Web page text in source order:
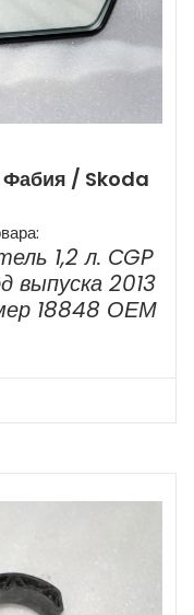
Фабия / Skoda
1,2 л. СGP
выпуска 2013
18848 ОЕМ